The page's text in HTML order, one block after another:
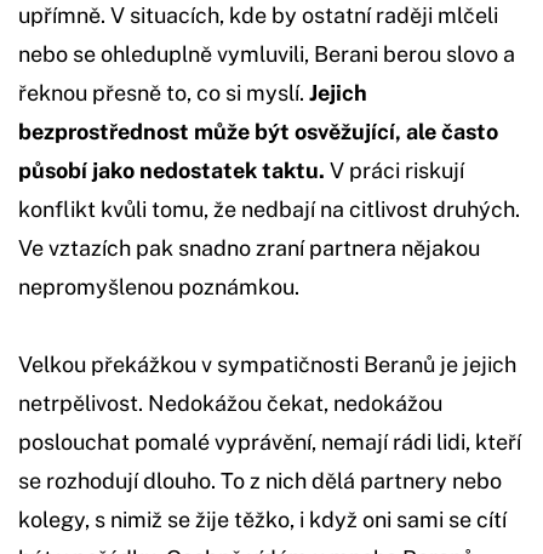
upřímně. V situacích, kde by ostatní raději mlčeli
nebo se ohleduplně vymluvili, Berani berou slovo a
řeknou přesně to, co si myslí. Jejich
bezprostřednost může být osvěžující, ale často
působí jako nedostatek taktu. V práci riskují
konflikt kvůli tomu, že nedbají na citlivost druhých.
Ve vztazích pak snadno zraní partnera nějakou
nepromyšlenou poznámkou.
Velkou překážkou v sympatičnosti Beranů je jejich
netrpělivost. Nedokážou čekat, nedokážou
poslouchat pomalé vyprávění, nemají rádi lidi, kteří
se rozhodují dlouho. To z nich dělá partnery nebo
kolegy, s nimiž se žije těžko, i když oni sami se cítí